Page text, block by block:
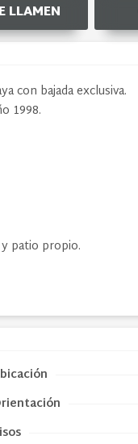
LLAMEN
con bajada exclusiva.
1998.
patio propio.